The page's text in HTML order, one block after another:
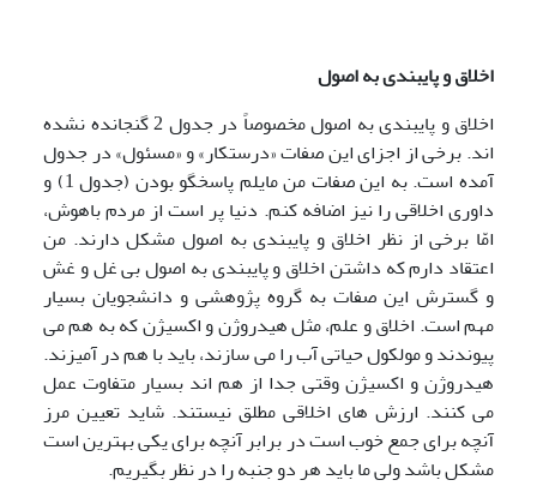
اخلاق و پایبندی به اصول
اخلاق و پایبندی به اصول مخصوصاً در جدول 2 گنجانده نشده
اند. برخی از اجزای این صفات «درستکار» و «مسئول» در جدول
آمده است. به این صفات من مایلم پاسخگو بودن (جدول 1) و
داوری اخلاقی را نیز اضافه کنم. دنیا پر است از مردم باهوش،
امّا برخی از نظر اخلاق و پایبندی به اصول مشکل دارند. من
اعتقاد دارم که داشتن اخلاق و پایبندی به اصول بی غل و غش
و گسترش این صفات به گروه پژوهشی و دانشجویان بسیار
مهم است. اخلاق و علم، مثل هیدروژن و اکسیژن که به هم می
پیوندند و مولکول حیاتی آب را می سازند، باید با هم در آمیزند.
هیدروژن و اکسیژن وقتی جدا از هم اند بسیار متفاوت عمل
می کنند. ارزش های اخلاقی مطلق نیستند. شاید تعیین مرز
آنچه برای جمع خوب است در برابر آنچه برای یکی بهترین است
مشکل باشد ولی ما باید هر دو جنبه را در نظر بگیریم.